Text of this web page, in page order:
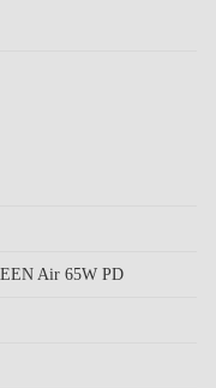
Air 65W PD